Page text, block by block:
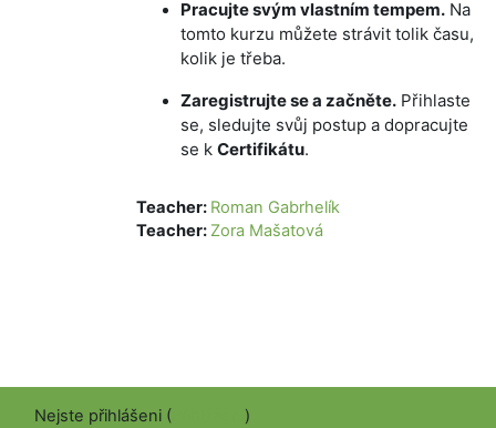
Pracujte svým vlastním tempem. Na
tomto kurzu můžete strávit tolik času,
kolik je třeba.
Zaregistrujte se a začněte. Přihlaste
se, sledujte svůj postup a dopracujte
se k Certifikátu.
Teacher: Roman Gabrhelík
Teacher: Zora Mašatová
Nejste přihlášeni ( )